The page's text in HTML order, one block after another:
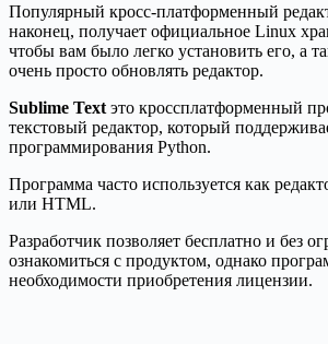
Популярный кросс-платформенный
наконец, получает официальное Linux
чтобы вам было легко установить его, а
очень просто обновлять редактор.
Sublime Text это кроссплатформенный
текстовый редактор, который
программирования Python.
Программа часто используется как
или HTML.
Разработчик позволяет бесплатно и без
ознакомиться с продуктом, однако
необходимости приобретения лицензии.